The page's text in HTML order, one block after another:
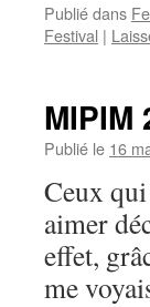
Publié dans
Festival |
MIPIM
Publié le 16
Ceux
aimer
effet,
me